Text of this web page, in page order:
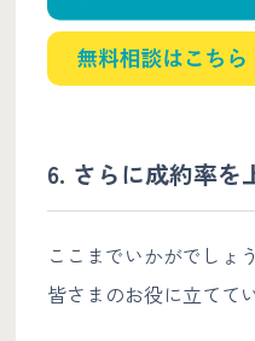
6. さらに成約率を
ここまでいかがでしょ
皆さまのお役に立てて